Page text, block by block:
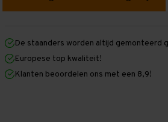
mm
mm
x
600
mm
mm
mm
600
mm
De staanders worden altijd gemonteerd
Europese top kwaliteit!
Klanten beoordelen ons met een 8,9!